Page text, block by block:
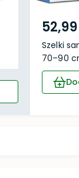
52,99
Szelki
70–90